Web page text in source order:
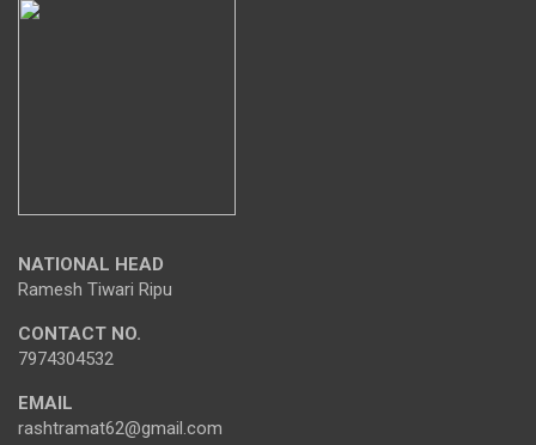
NATIONAL HEAD
Ramesh Tiwari Ripu
CONTACT NO.
7974304532
EMAIL
rashtramat62@gmail.com